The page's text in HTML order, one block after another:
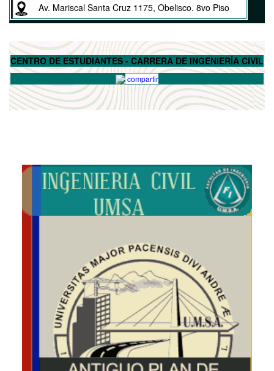
Av. Mariscal Santa Cruz 1175, Obelisco. 8vo Piso
CENTRO DE ESTUDIANTES - CARRERA DE INGENIERÍA CIVIL
compartir